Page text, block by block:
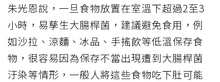
朱光恩說，一旦食物放置在室溫下超過2至3
小時，易孳生大腸桿菌，建議避免食用，例
如沙拉、涼麵、冰品、手搖飲等低溫保存食
物，很容易因為保存不當出現遭到大腸桿菌
汙染等情形，一般人將這些食物吃下肚可能